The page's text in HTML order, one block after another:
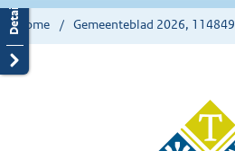
Home Gemeenteblad 2026, 114849